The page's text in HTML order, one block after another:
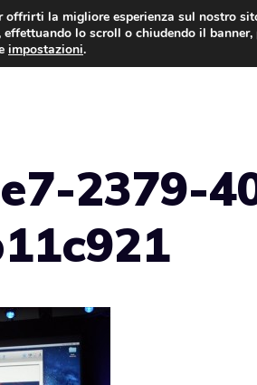
2379-
offrirti la migliore esperienza sul nostro
lo scroll o chiudendo il
impostazioni.